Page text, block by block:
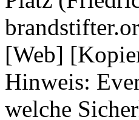
[Web]
Hinweis:
welche